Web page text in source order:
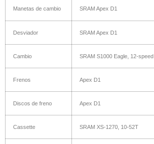
Manetas de cambio SRAM Apex D1
Desviador SRAM Apex D1
Cambio SRAM S1000 Eagle, 12-speed
Frenos Apex D1
Discos de freno Apex D1
Cassette SRAM XS-1270, 10-52T